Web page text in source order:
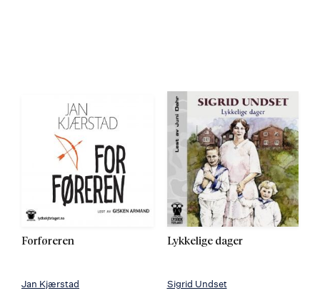
Forføreren
Jan Kjærstad
Lykkelige dager
Sigrid Undset